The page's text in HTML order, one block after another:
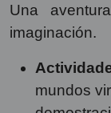
Una
imaginación.
mundos